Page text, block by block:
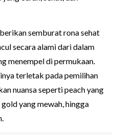
semburat rona sehat
secara alami dari dalam
menempel di permukaan.
terletak pada pemilihan
nuansa seperti peach yang
yang mewah, hingga